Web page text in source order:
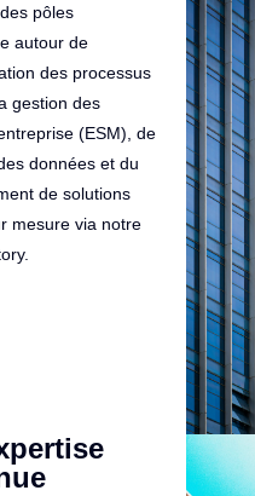
pôles
autour de
des processus
gestion des
(ESM), de
données et du
de solutions
mesure via notre